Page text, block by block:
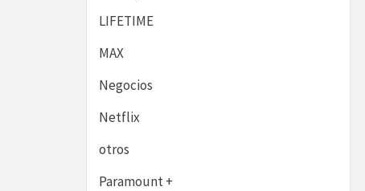
LIFETIME
MAX
Negocios
Netflix
otros
Paramount +